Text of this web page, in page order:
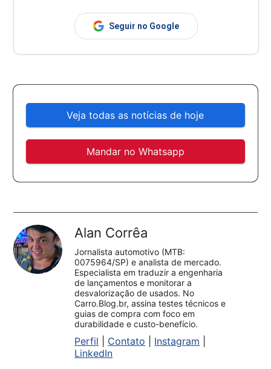
Seguir no Google
Veja todas as notícias de hoje
Mandar no Whatsapp
Alan Corrêa
Jornalista automotivo (MTB:
0075964/SP) e analista de mercado.
Especialista em traduzir a engenharia
de lançamentos e monitorar a
desvalorização de usados. No
Carro.Blog.br, assina testes técnicos e
guias de compra com foco em
durabilidade e custo-benefício.
Perfil Contato Instagram
LinkedIn